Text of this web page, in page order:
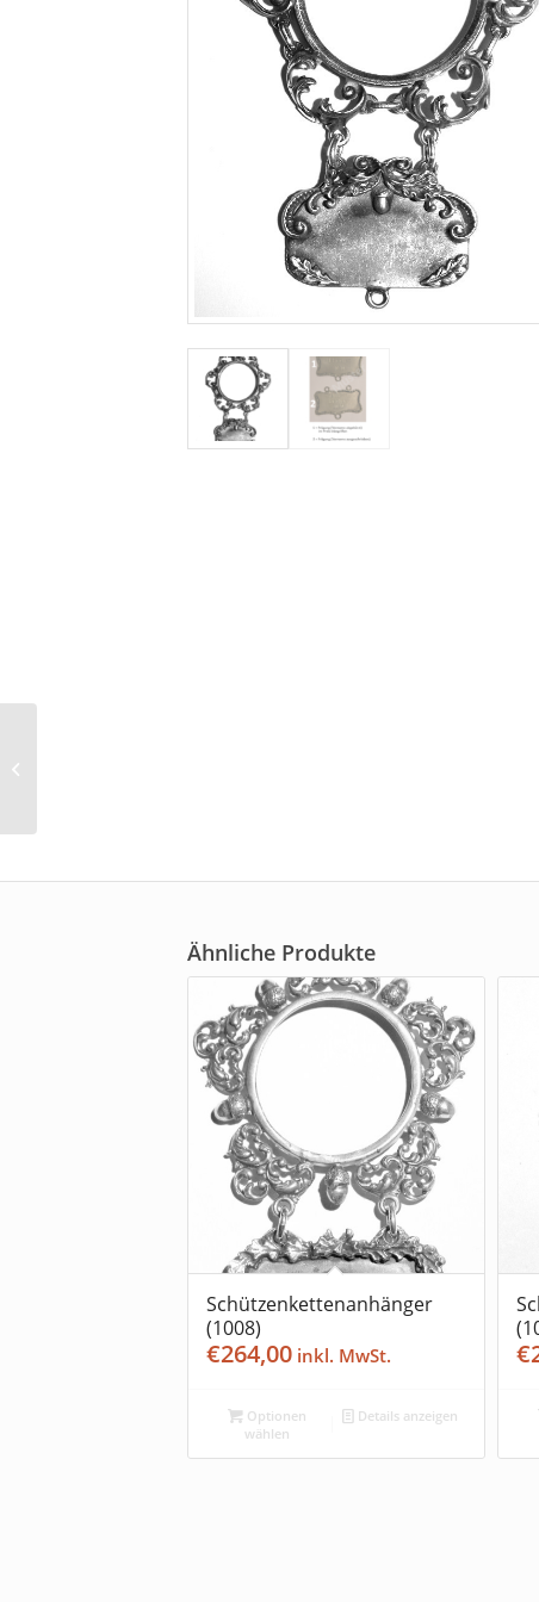
Ähnliche Produkte
Schützenkettenanhänger
(1008)
€264,00
Optionen
wählen
Details anzeigen
€